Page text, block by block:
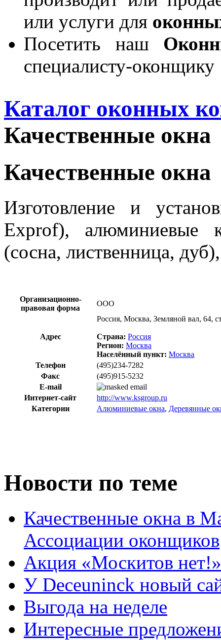
или услуги для
Посетить наш
специалисту-оконщику
Каталог оконных
Качественные окна
Качественные окна
Изготовление и
Exprof), алюминиевые
(сосна, лиственница,
Организационно-
правовая форма
ООО
Адрес
Россия, Москва, Земляной вал, 64,
Страна: Россия
Регион: Москва
Населённый пункт: Москва
Телефон
(495)234-7282
Факс
(495)915-5232
E-mail
Интернет-сайт
http://www.ksgroup.ru
Категории
Алюминиевые окна, Деревянные
Новости по теме
Качественные окна в
Ассоциации оконщиков
Акция «Москитов
У Deceuninck новый
Выгода на неделе
Интересные